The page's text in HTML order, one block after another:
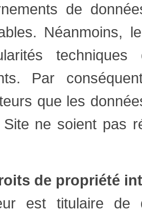
de
Néanmoins,
Par
que les
ne soient pas
de propriété
est titulaire de